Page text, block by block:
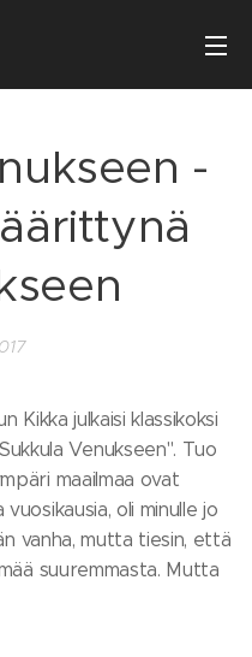
-
Kikka julkaisi klassikoksi
Venukseen". Tuo
maailmaa ovat
oli minulle jo
vanha, mutta tiesin, että
suuremmasta. Mutta